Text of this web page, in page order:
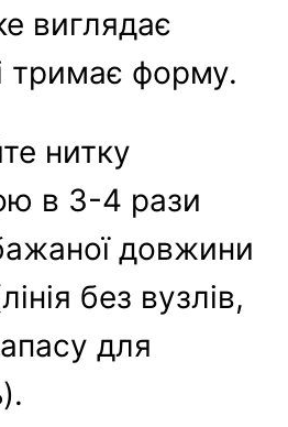
виглядає
тримає форму.
нитку
в 3-4 рази
довжини
без вузлів,
для